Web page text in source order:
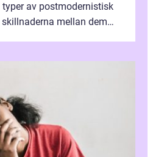
typer av postmodernistisk
mellan dem